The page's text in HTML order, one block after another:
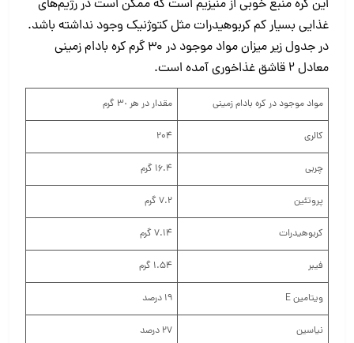
این کره منبع خوبی از منیزیم است که ممکن است در رژیم‌های
غذایی بسیار کم کربوهیدرات مثل کتوژنیک وجود نداشته باشد.
در جدول زیر میزان مواد موجود در ۳۰ گرم کره بادام زمینی
معادل ۲ قاشق غذاخوری آمده است.
مواد موجود در کره بادام زمینی مقدار در هر ۳٠ گرم
کالری 204
چربی 16.4 گرم
پروتئین 7.2 گرم
کربوهیدرات 7.14 گرم
فیبر 1.54 گرم
ویتامین E 19 درصد
نیاسین 27 درصد